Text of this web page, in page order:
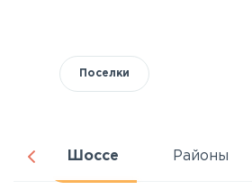
Поселки
Шоссе Районы